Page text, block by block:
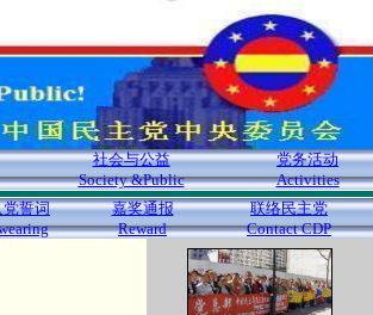
社会与公益
Society &Public
党务活动
Activities
党誓词
嘉奖通报
Reward
联络民主党
Contact CDP